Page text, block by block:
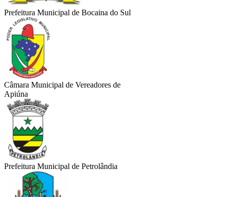
Prefeitura Municipal de Bocaina do Sul
Câmara Municipal de Vereadores de
Apiúna
Prefeitura Municipal de Petrolândia